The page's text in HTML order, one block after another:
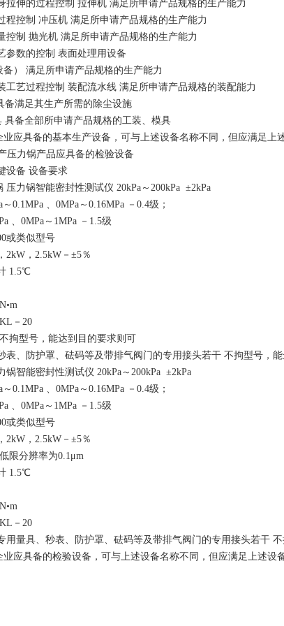
拉伸的过程控制 拉伸机 满足所申请产品规格的生产能力
程控制 冲压机 满足所申请产品规格的生产能力
控制 抛光机 满足所申请产品规格的生产能力
参数的控制 表面处理用设备
备） 满足所申请产品规格的生产能力
工艺过程控制 装配流水线 满足所申请产品规格的装配能力
备满足其生产所需的除尘设施
具备全部所申请产品规格的工装、模具
应具备的基本生产设备，可与上述设备名称不同，但应满足上
压力锅产品应具备的检验设备
设备 设备要求
压力锅智能密封性测试仪 20kPa～200kPa ±2kPa
0.1MPa 、0MPa～0.16MPa －0.4级；
、0MPa～1MPa －1.5级
或类似型号
2kW，2.5kW－±5％
1.5℃
－20
拘型号，能达到目的要求则可
表、防护罩、砝码等及带排气阀门的专用接头若干 不拘型号，
锅智能密封性测试仪 20kPa～200kPa ±2kPa
0.1MPa 、0MPa～0.16MPa －0.4级；
、0MPa～1MPa －1.5级
或类似型号
2kW，2.5kW－±5％
限分辨率为0.1μm
1.5℃
－20
用量具、秒表、防护罩、砝码等及带排气阀门的专用接头若干
应具备的检验设备，可与上述设备名称不同，但应满足上述设